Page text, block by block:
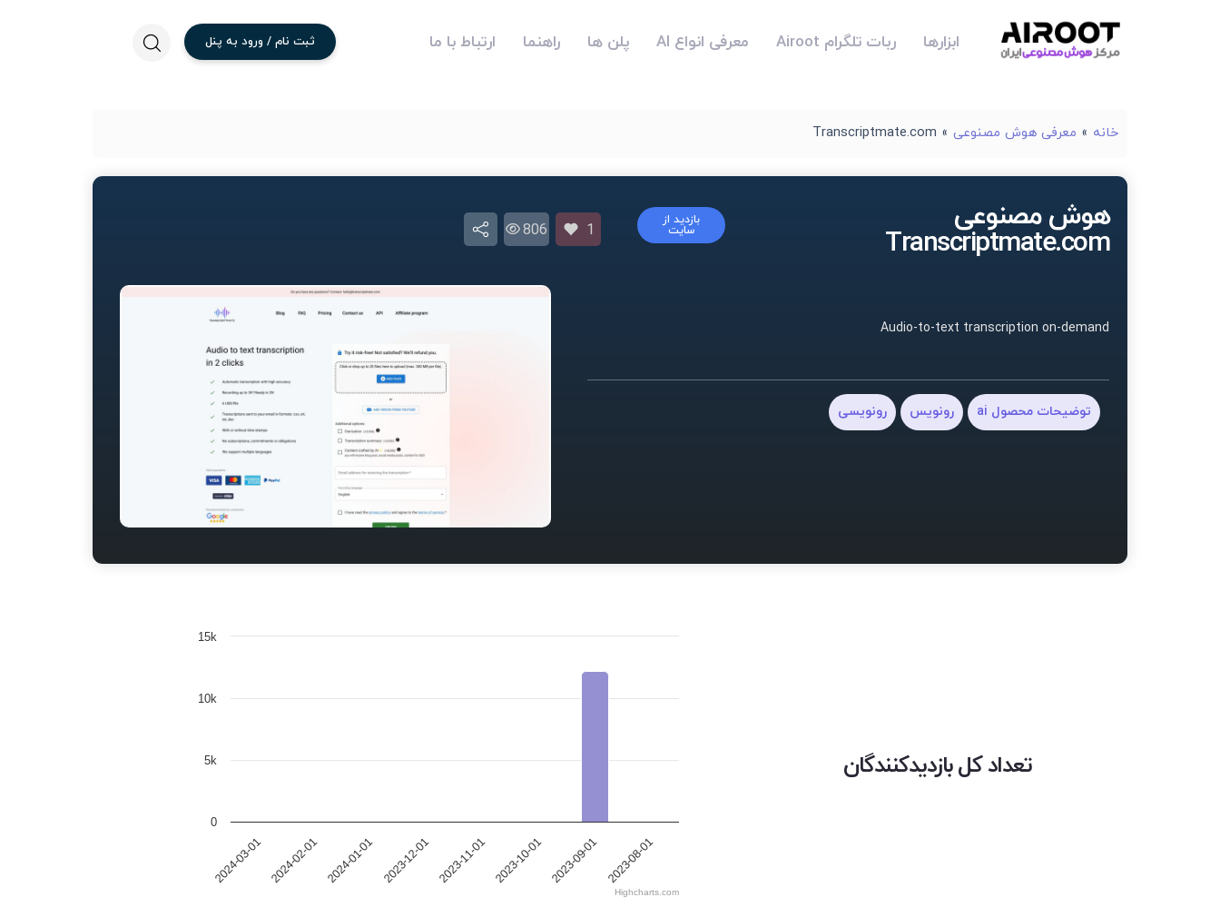
ابزارها ربات تلگرام Airoot معرفی انواع AI پلن ها راهنما ارتباط با ما ثبت نام / ورود به پنل
خانه » معرفی هوش مصنوعی »
Transcriptmate.com
هوش مصنوعی
Transcriptmate.com
بازدید از
سایت 1
806
Audio-to-text transcription on-demand
توضیحات محصول ai رونویس رونویسی
تعداد کل بازدیدکنندگان
2024-03-01 2024-02-01 2024-01-01 2023-12-01 2023-11-01 2023-10-01 2023-09-01 2023-08-01
0
5k
10k
15k
Highcharts.com